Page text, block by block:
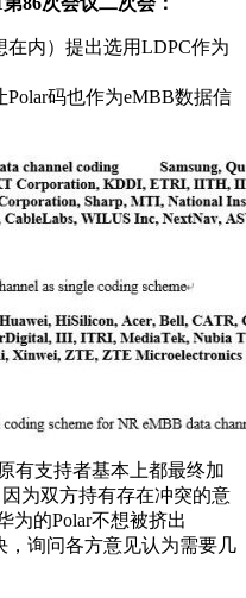
在内）提出选用LDPC作为
码也作为eMBB数据信
有支持者基本上都最终加
为双方持有存在冲突的意
为的Polar不想被挤出
询问各方意见认为需要几